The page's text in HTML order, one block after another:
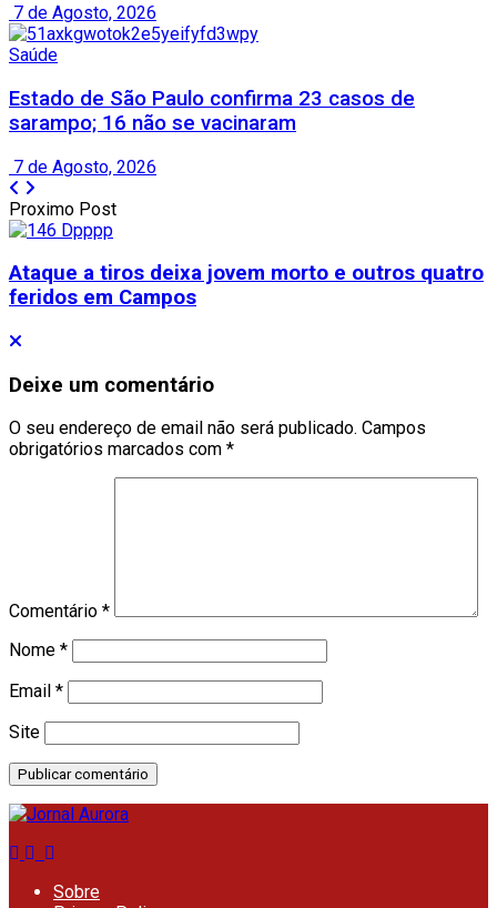
7 de Agosto, 2026
Saúde
Estado de São Paulo confirma 23 casos de
sarampo; 16 não se vacinaram
7 de Agosto, 2026
Proximo Post
Ataque a tiros deixa jovem morto e outros quatro
feridos em Campos
Deixe um comentário
O seu endereço de email não será publicado. Campos
obrigatórios marcados com *
Comentário *
Nome *
Email *
Site
Sobre